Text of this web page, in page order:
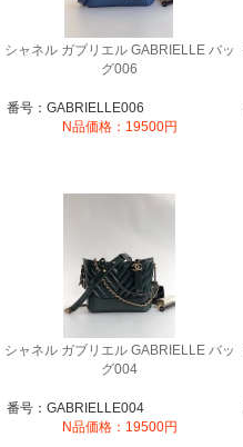
シャネル ガブリエル GABRIELLE バッ
グ006
番号：GABRIELLE006
N品価格：19500円
シャネル ガブリエル GABRIELLE バッ
グ004
番号：GABRIELLE004
N品価格：19500円